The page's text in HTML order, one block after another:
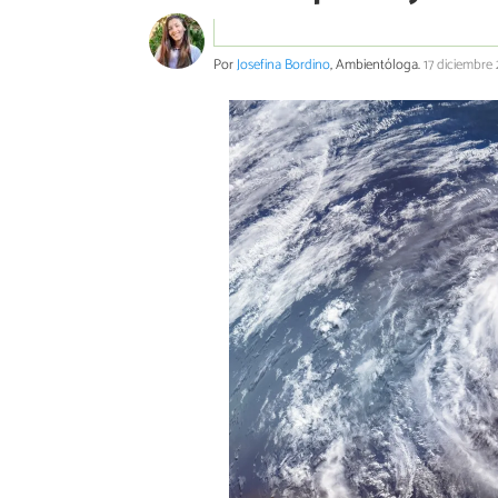
PorJosefina Bordino, Ambientóloga.17